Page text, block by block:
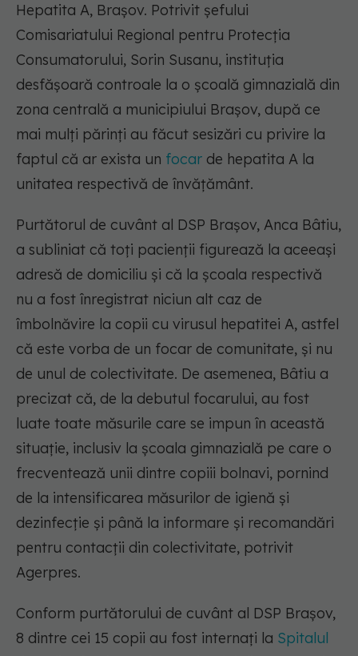
Hepatita A, Brașov. Potrivit şefului
Comisariatului Regional pentru Protecţia
Consumatorului, Sorin Susanu, instituţia
desfăşoară controale la o şcoală gimnazială din
zona centrală a municipiului Braşov, după ce
mai mulţi părinţi au făcut sesizări cu privire la
faptul că ar exista un focar de hepatita A la
unitatea respectivă de învăţământ.
Purtătorul de cuvânt al DSP Braşov, Anca Bâtiu,
a subliniat că toţi pacienţii figurează la aceeaşi
adresă de domiciliu şi că la şcoala respectivă
nu a fost înregistrat niciun alt caz de
îmbolnăvire la copii cu virusul hepatitei A, astfel
că este vorba de un focar de comunitate, şi nu
de unul de colectivitate. De asemenea, Bâtiu a
precizat că, de la debutul focarului, au fost
luate toate măsurile care se impun în această
situaţie, inclusiv la şcoala gimnazială pe care o
frecventează unii dintre copiii bolnavi, pornind
de la intensificarea măsurilor de igienă şi
dezinfecţie şi până la informare şi recomandări
pentru contacţii din colectivitate, potrivit
Agerpres.
Conform purtătorului de cuvânt al DSP Braşov,
8 dintre cei 15 copii au fost internaţi la Spitalul